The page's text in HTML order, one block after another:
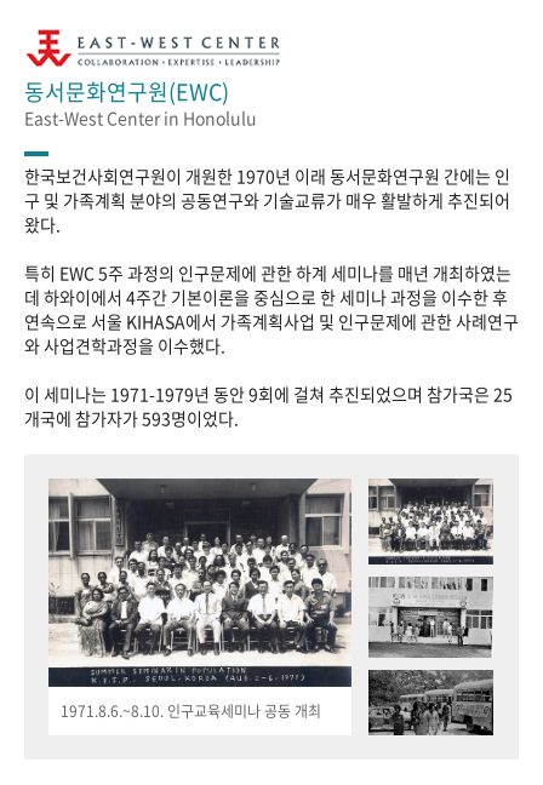
동서문화연구원(EWC)
East-West Center in Honolulu
한국보건사회연구원이 개원한 1970년 이래 동서문화연구원 간에는 인
구 및 가족계획 분야의 공동연구와 기술교류가 매우 활발하게 추진되어
왔다.
특히 EWC 5주 과정의 인구문제에 관한 하계 세미나를 매년 개최하였는
데 하와이에서 4주간 기본이론을 중심으로 한 세미나 과정을 이수한 후
연속으로 서울 KIHASA에서 가족계획사업 및 인구문제에 관한 사례연구
와 사업견학과정을 이수했다.
이 세미나는 1971-1979년 동안 9회에 걸쳐 추진되었으며 참가국은 25
개국에 참가자가 593명이었다.
1971.8.6.~8.10. 인구교육세미나 공동 개최